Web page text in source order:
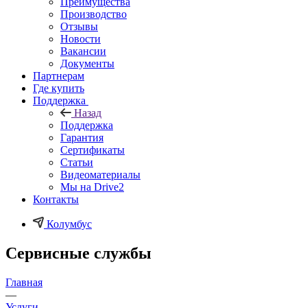
Производство
Отзывы
Новости
Вакансии
Документы
Партнерам
Где купить
Поддержка
Назад
Поддержка
Гарантия
Сертификаты
Статьи
Видеоматериалы
Мы на Drive2
Контакты
Колумбус
Сервисные службы
Главная
—